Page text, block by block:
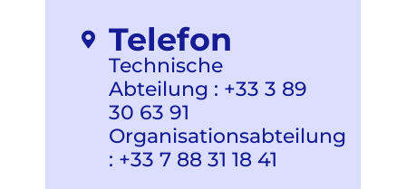
Telefon
Technische
Abteilung : +33 3 89
30 63 91
Organisationsabteilung
: +33 7 88 31 18 41